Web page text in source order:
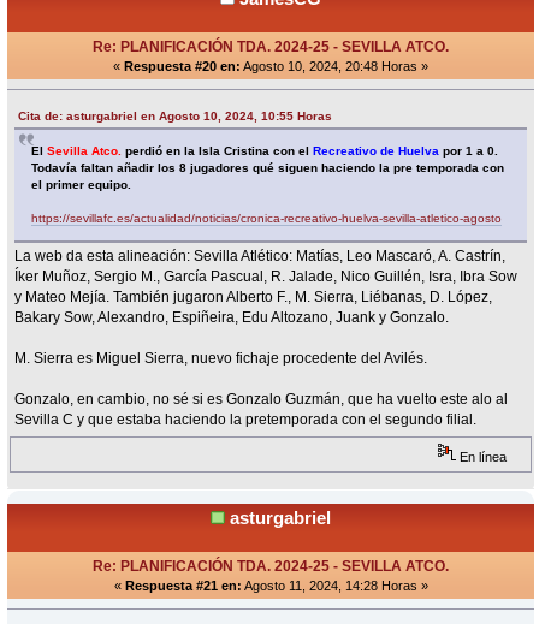
Re: PLANIFICACIÓN TDA. 2024-25 - SEVILLA ATCO.
« Respuesta #20 en: Agosto 10, 2024, 20:48 Horas »
Cita de: asturgabriel en Agosto 10, 2024, 10:55 Horas
ElSevilla Atco. perdió en la Isla Cristina con elRecreativo de Huelvapor 1 a 0.
Todavía faltan añadir los 8 jugadores qué siguen haciendo la pre temporada con
el primer equipo.
https://sevillafc.es/actualidad/noticias/cronica-recreativo-huelva-sevilla-atletico-agosto
La web da esta alineación: Sevilla Atlético: Matías, Leo Mascaró, A. Castrín,
Íker Muñoz, Sergio M., García Pascual, R. Jalade, Nico Guillén, Isra, Ibra Sow
y Mateo Mejía. También jugaron Alberto F., M. Sierra, Liébanas, D. López,
Bakary Sow, Alexandro, Espiñeira, Edu Altozano, Juank y Gonzalo.
M. Sierra es Miguel Sierra, nuevo fichaje procedente del Avilés.
Gonzalo, en cambio, no sé si es Gonzalo Guzmán, que ha vuelto este alo al
Sevilla C y que estaba haciendo la pretemporada con el segundo filial.
En línea
asturgabriel
Re: PLANIFICACIÓN TDA. 2024-25 - SEVILLA ATCO.
« Respuesta #21 en: Agosto 11, 2024, 14:28 Horas »